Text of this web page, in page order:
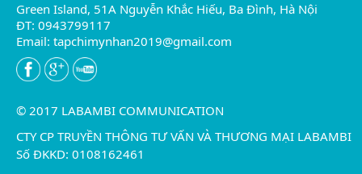
Green Island, 51A Nguyễn Khắc Hiếu, Ba Đình, Hà Nội
ĐT: 0943799117
Email: tapchimynhan2019@gmail.com
© 2017 LABAMBI COMMUNICATION
CTY CP TRUYỀN THÔNG TƯ VẤN VÀ THƯƠNG MẠI LABAMBI
Số ĐKKD: 0108162461